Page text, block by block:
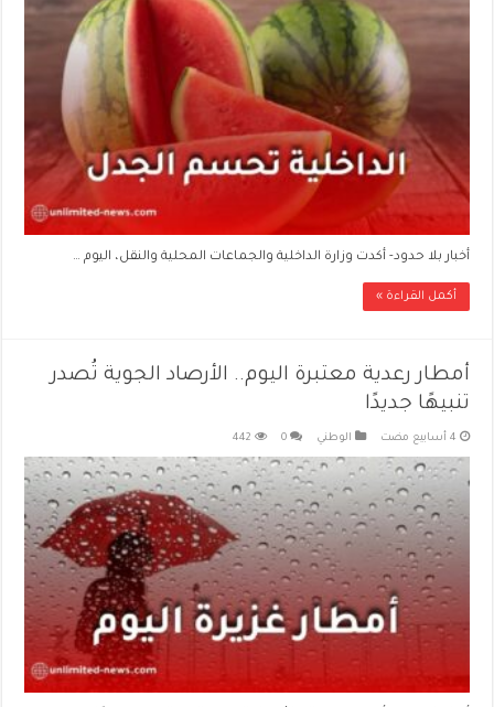
أخبار بلا حدود- أكدت وزارة الداخلية والجماعات المحلية والنقل، اليوم …
أكمل القراءة »
أمطار رعدية معتبرة اليوم.. الأرصاد الجوية تُصدر
تنبيهًا جديدًا
الوطني 0
442